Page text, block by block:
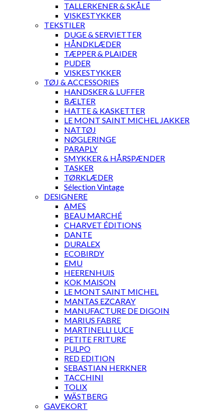
TALLERKENER & SKÅLE
VISKESTYKKER
TEKSTILER
DUGE & SERVIETTER
HÅNDKLÆDER
TÆPPER & PLAIDER
PUDER
VISKESTYKKER
TØJ & ACCESSORIES
HANDSKER & LUFFER
BÆLTER
HATTE & KASKETTER
LE MONT SAINT MICHEL JAKKER
NATTØJ
NØGLERINGE
PARAPLY
SMYKKER & HÅRSPÆNDER
TASKER
TØRKLÆDER
Sélection Vintage
DESIGNERE
AMES
BEAU MARCHÉ
CHARVET ÉDITIONS
DANTE
DURALEX
ECOBIRDY
EMU
HEERENHUIS
KOK MAISON
LE MONT SAINT MICHEL
MANTAS EZCARAY
MANUFACTURE DE DIGOIN
MARIUS FABRE
MARTINELLI LUCE
PETITE FRITURE
PULPO
RED EDITION
SEBASTIAN HERKNER
TACCHINI
TOLIX
WÄSTBERG
GAVEKORT